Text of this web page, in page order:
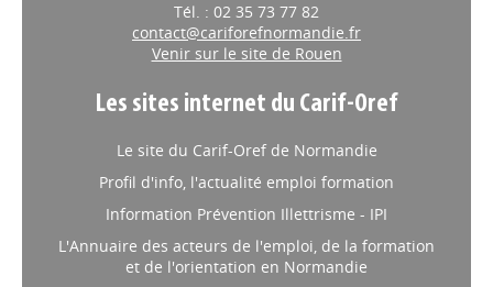
Tél. : 02 35 73 77 82
contact@cariforefnormandie.fr
Venir sur le site de Rouen
Les sites internet du Carif-Oref
Le site du Carif-Oref de Normandie
Profil d'info, l'actualité emploi formation
Information Prévention Illettrisme - IPI
L'Annuaire des acteurs de l'emploi, de la formation
et de l'orientation en Normandie